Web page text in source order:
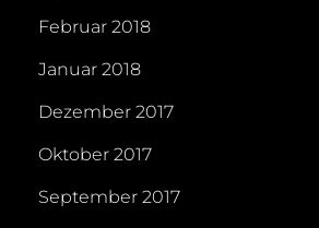
Februar 2018
Januar 2018
Dezember 2017
Oktober 2017
September 2017